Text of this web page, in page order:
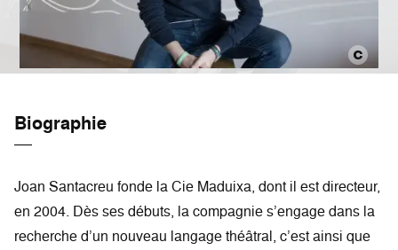
Biographie
Joan Santacreu fonde la Cie Maduixa, dont il est directeur,
en 2004. Dès ses débuts, la compagnie s’engage dans la
recherche d’un nouveau langage théâtral, c’est ainsi que